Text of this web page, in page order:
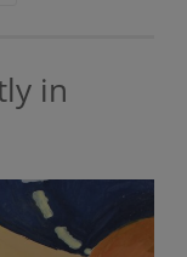
in